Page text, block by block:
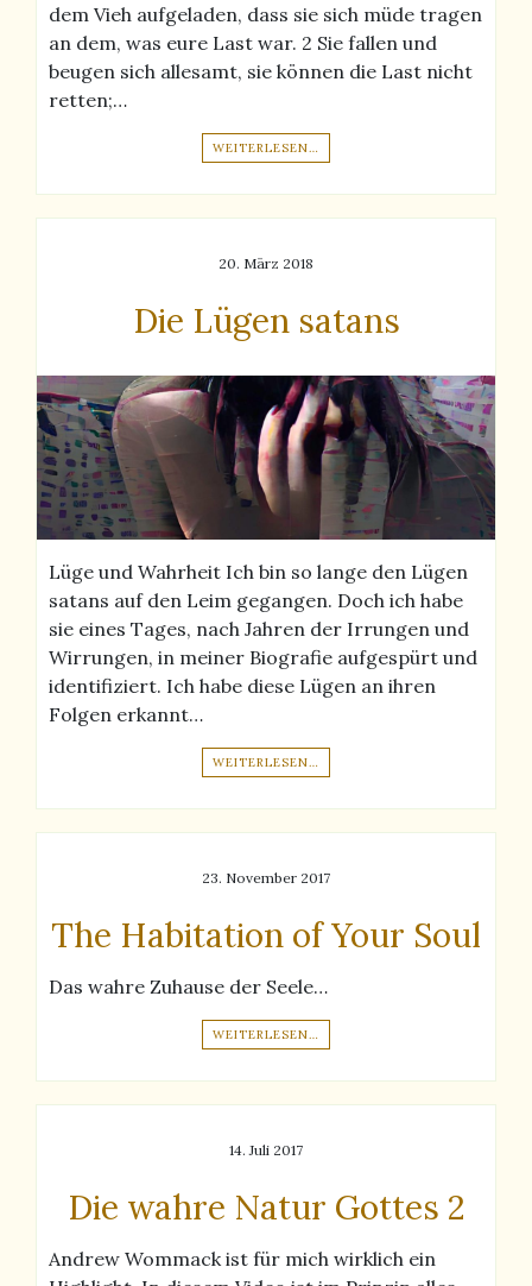
dem Vieh aufgeladen, dass sie sich müde tragen
an dem, was eure Last war. 2 Sie fallen und
beugen sich allesamt, sie können die Last nicht
retten;…
WEITERLESEN…
20. März 2018
Die Lügen satans
Lüge und Wahrheit Ich bin so lange den Lügen
satans auf den Leim gegangen. Doch ich habe
sie eines Tages, nach Jahren der Irrungen und
Wirrungen, in meiner Biografie aufgespürt und
identifiziert. Ich habe diese Lügen an ihren
Folgen erkannt…
WEITERLESEN…
23. November 2017
The Habitation of Your Soul
Das wahre Zuhause der Seele…
WEITERLESEN…
14. Juli 2017
Die wahre Natur Gottes 2
Andrew Wommack ist für mich wirklich ein